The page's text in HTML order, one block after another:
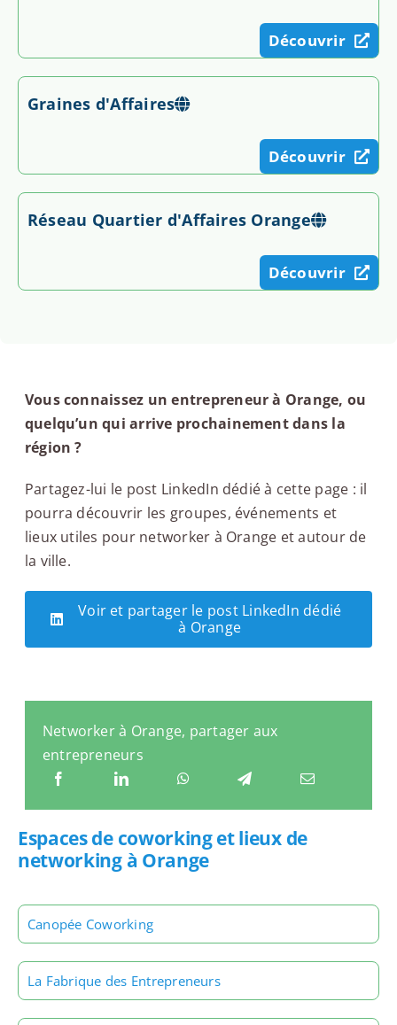
Découvrir
Graines d'Affaires
Découvrir
Réseau Quartier d'Affaires Orange
Découvrir
Vous connaissez un entrepreneur à Orange, ou
quelqu’un qui arrive prochainement dans la
région ?
Partagez-lui le post LinkedIn dédié à cette page : il
pourra découvrir les groupes, événements et
lieux utiles pour networker à Orange et autour de
la ville.
Voir et partager le post LinkedIn dédié
à Orange
Networker à Orange, partager aux
entrepreneurs
Espaces de coworking et lieux de
networking à Orange
Canopée Coworking
La Fabrique des Entrepreneurs